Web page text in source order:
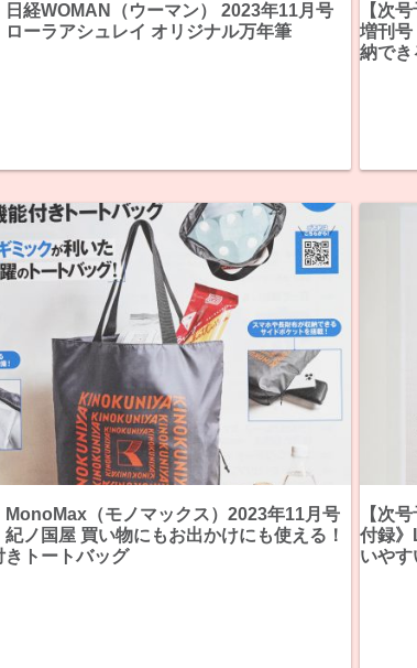
日経WOMAN（ウーマン） 2023年11月号
ローラアシュレイ オリジナル万年筆
【次
増刊号
納でき
MonoMax（モノマックス）2023年11月号
紀ノ国屋 買い物にもお出かけにも使える！
きトートバッグ
【次
付録
いや